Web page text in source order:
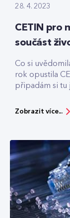
28. 4. 2023
CETIN pro
součást
Co si
rok opustila
připadám si tu
Zobrazit více...